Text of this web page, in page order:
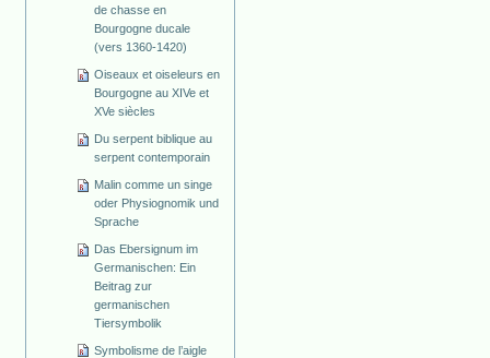
de chasse en
Bourgogne ducale
(vers 1360-1420)
Oiseaux et oiseleurs en
Bourgogne au XIVe et
XVe siècles
Du serpent biblique au
serpent contemporain
Malin comme un singe
oder Physiognomik und
Sprache
Das Ebersignum im
Germanischen: Ein
Beitrag zur
germanischen
Tiersymbolik
Symbolisme de l’aigle